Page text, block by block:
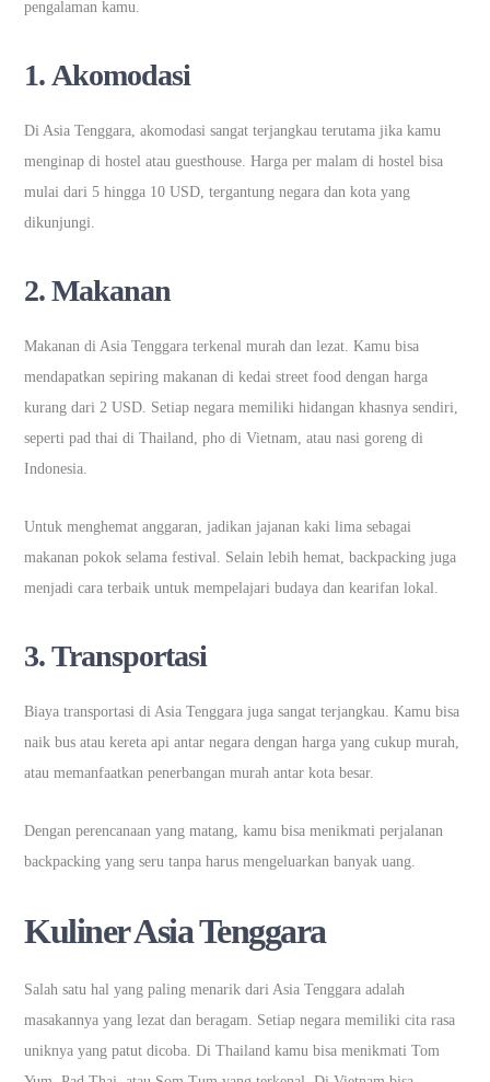
pengalaman kamu.
1. Akomodasi
Di Asia Tenggara, akomodasi sangat terjangkau terutama jika kamu
menginap di hostel atau guesthouse. Harga per malam di hostel bisa
mulai dari 5 hingga 10 USD, tergantung negara dan kota yang
dikunjungi.
2.Makanan
Makanan di Asia Tenggara terkenal murah dan lezat. Kamu bisa
mendapatkan sepiring makanan di kedai street food dengan harga
kurang dari 2 USD. Setiap negara memiliki hidangan khasnya sendiri,
seperti pad thai di Thailand, pho di Vietnam, atau nasi goreng di
Indonesia.
Untuk menghemat anggaran, jadikan jajanan kaki lima sebagai
makanan pokok selama festival. Selain lebih hemat, backpacking juga
menjadi cara terbaik untuk mempelajari budaya dan kearifan lokal.
3.Transportasi
Biaya transportasi di Asia Tenggara juga sangat terjangkau. Kamu bisa
naik bus atau kereta api antar negara dengan harga yang cukup murah,
atau memanfaatkan penerbangan murah antar kota besar.
Dengan perencanaan yang matang, kamu bisa menikmati perjalanan
backpacking yang seru tanpa harus mengeluarkan banyak uang.
Kuliner Asia Tenggara
Salah satu hal yang paling menarik dari Asia Tenggara adalah
masakannya yang lezat dan beragam. Setiap negara memiliki cita rasa
uniknya yang patut dicoba. Di Thailand kamu bisa menikmati Tom